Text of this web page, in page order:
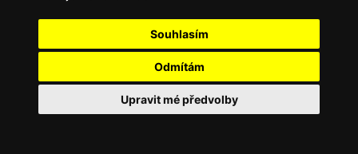
Souhlasím
Odmítám
Upravit mé předvolby